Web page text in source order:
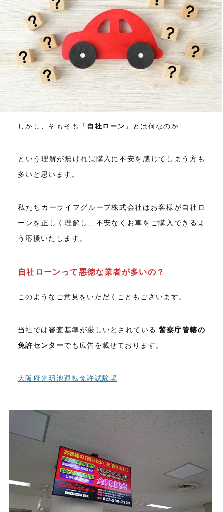
しかし、そもそも「 自社ローン 」とは何なのか
という理解が無ければ購入に不安を感じてしまう方も
多いと思います。
私たちカーライフグループ株式会社はお客様が自社ロ
ーンを正しく理解し、不安なくお車をご購入できるよ
う応援いたします。
自社ローンって悪徳な業者が多いの？
このようなご意見をいただくこともございます。
当社では審査基準が厳しいとされている警察庁管轄の
免許センターでも広告を載せております。
大阪府光明池運転免許試験場